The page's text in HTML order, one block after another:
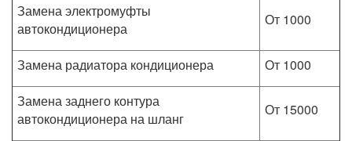
Замена электромуфты
автокондиционера
От 1000
Замена радиатора кондиционера
От 1000
Замена заднего контура
автокондиционера на шланг
От 15000